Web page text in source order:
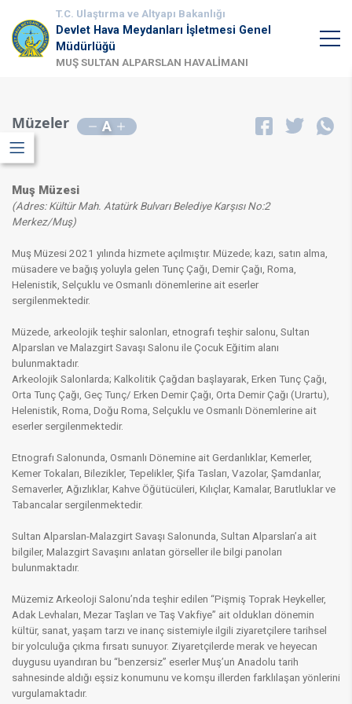
T.C. Ulaştırma ve Altyapı Bakanlığı
Devlet Hava Meydanları İşletmesi Genel
Müdürlüğü
MUŞ SULTAN ALPARSLAN HAVALİMANI
Müzeler A
Muş Müzesi
(Adres: Kültür Mah. Atatürk Bulvarı Belediye Karşısı No:2
Merkez/Muş)
Muş Müzesi​ 2021 yılında hizmete açılmıştır. Müzede; kazı, satın alma,
müsadere ve bağış yoluyla gelen Tunç Çağı, Demir Çağı, Roma,
Helenistik, Selçuklu ve Osmanlı dönemlerine ait eserler
sergilenmektedir. ​
Müzede, arkeolojik teşhir salonları, etnografı teşhir salonu, Sultan
Alparslan ve Malazgirt Savaşı Salonu ile Çocuk Eğitim alanı
bulunmaktadır.
Arkeolojik Salonlarda; Kalkolitik Çağdan başlayarak, Erken Tunç Çağı,
Orta Tunç Çağı, Geç Tunç/ Erken Demir Çağı, Orta Demir Çağı (Urartu),
Helenistik, Roma, Doğu Roma, Selçuklu ve Osmanlı Dönemlerine ait
eserler sergilenmektedir.
Etnografı Salonunda, Osmanlı Dönemine ait Gerdanlıklar, Kemerler,
Kemer Tokaları, Bilezikler, Tepelikler, Şifa Tasları, Vazolar, Şamdanlar,
Semaverler, Ağızlıklar, Kahve Öğütücüleri, Kılıçlar, Kamalar, Barutluklar ve
Tabancalar sergilenmektedir.
Sultan Alparslan-Malazgirt Savaşı Salonunda, Sultan Alparslan’a ait
bilgiler, Malazgirt Savaşını anlatan görseller ile bilgi panoları
bulunmaktadır.
Müzemiz Arkeoloji Salonu’nda teşhir edilen “Pişmiş Toprak Heykeller,
Adak Levhaları, Mezar Taşları ve Taş Vakfiye” ait oldukları dönemin
kültür, sanat, yaşam tarzı ve inanç sistemiyle ilgili ziyaretçilere tarihsel
bir yolculuğa çıkma fırsatı sunuyor. Ziyaretçilerde merak ve heyecan
duygusu uyandıran bu “benzersiz” eserler Muş’un Anadolu tarih
sahnesinde aldığı eşsiz konumunu ve komşu illerden farklılaşan yönlerini
vurgulamaktadır.